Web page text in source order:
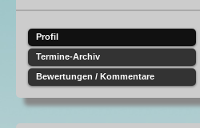
Profil
Termine-Archiv
Bewertungen / Kommentare